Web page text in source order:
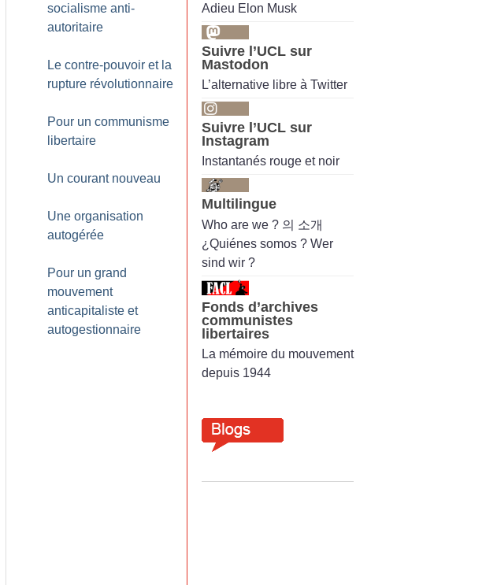
socialisme anti-
autoritaire
Le contre-pouvoir et la
rupture révolutionnaire
Pour un communisme
libertaire
Un courant nouveau
Une organisation
autogérée
Pour un grand
mouvement
anticapitaliste et
autogestionnaire
Adieu Elon Musk
Suivre l’UCL sur
Mastodon
L’alternative libre à Twitter
Suivre l’UCL sur
Instagram
Instantanés rouge et noir
Multilingue
Who are we ? 의 소개
¿Quiénes somos ? Wer
sind wir ?
Fonds d’archives
communistes
libertaires
La mémoire du mouvement
depuis 1944